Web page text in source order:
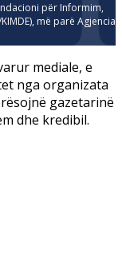
për Informim,
më parë Agjencia
mediale, e
nga organizata
gazetarinë
dhe kredibil.